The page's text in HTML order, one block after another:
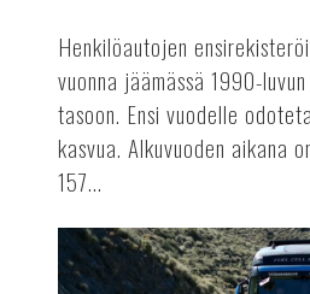
Henkilöautojen
vuonna jäämässä 1990-
tasoon. Ensi vuodelle
kasvua. Alkuvuoden aikana
157...
Vetyä
polttomoottoriin